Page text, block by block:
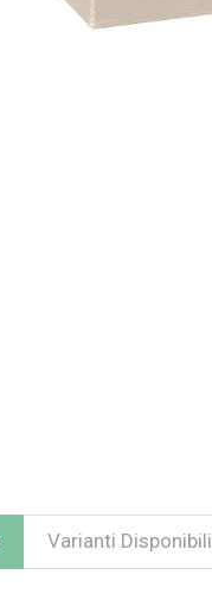
Varianti Disponibili